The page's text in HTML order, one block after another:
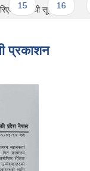
15 16
सम्बन्धी सूचना !!!
प्रकाशन